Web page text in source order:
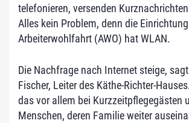
telefonieren, versenden
Alles kein Problem, denn die
Arbeiterwohlfahrt (AWO) hat WLAN.
Die Nachfrage nach Internet steige,
Fischer, Leiter des Käthe-Richter-
das vor allem bei Kurzzeitpflegegästen
Menschen, deren Familie weiter